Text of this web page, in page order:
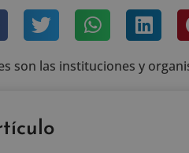
son las instituciones y